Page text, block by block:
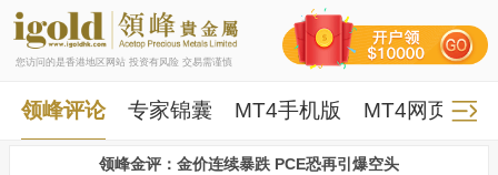
您访问的是香港地区网站 投资有风险 交易需谨慎
领峰评论 专家锦囊 MT4手机版 MT4网页版
领峰金评：金价连续暴跌 PCE恐再引爆空头